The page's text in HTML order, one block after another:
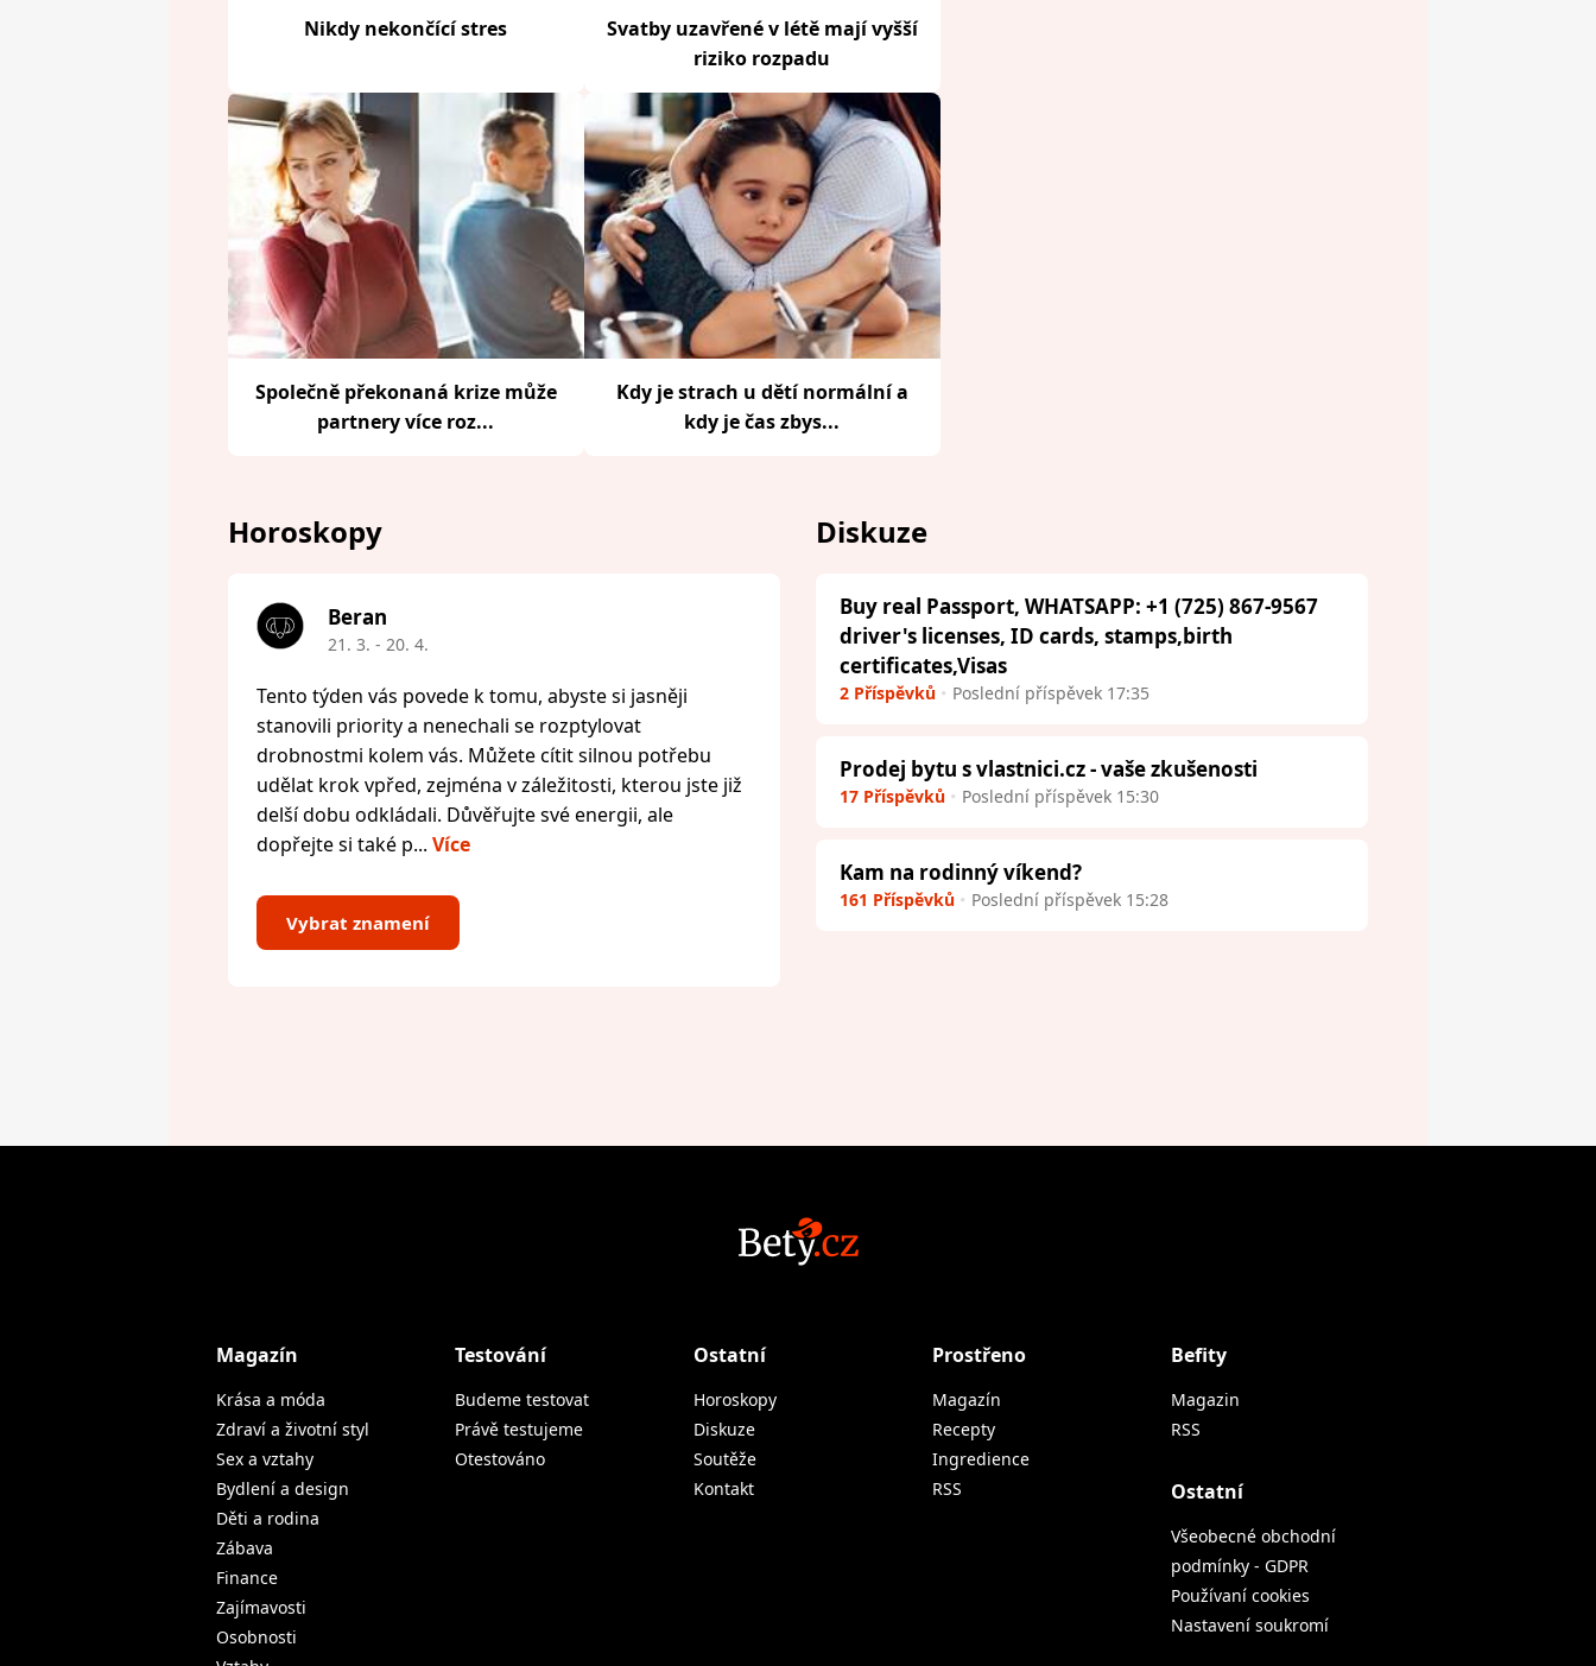
Nikdy nekončící stres
Svatby uzavřené v létě mají vyšší
riziko rozpadu
Společně překonaná krize může
partnery více roz...
Kdy je strach u dětí normální a
kdy je čas zbys...
Horoskopy
Beran
21. 3. - 20. 4.
Tento týden vás povede k tomu, abyste si jasněji
stanovili priority a nenechali se rozptylovat
drobnostmi kolem vás. Můžete cítit silnou potřebu
udělat krok vpřed, zejména v záležitosti, kterou jste již
delší dobu odkládali. Důvěřujte své energii, ale
dopřejte si také p... Více
Vybrat znamení
Diskuze
Buy real Passport, WHATSAPP: +1 (725) 867-9567
driver's licenses, ID cards, stamps,birth
certificates,Visas
2 Příspěvků Poslední příspěvek 17:35
Prodej bytu s vlastnici.cz - vaše zkušenosti
17 Příspěvků Poslední příspěvek 15:30
Kam na rodinný víkend?
161 Příspěvků Poslední příspěvek 15:28
Magazín
Krása a móda
Zdraví a životní styl
Sex a vztahy
Bydlení a design
Děti a rodina
Zábava
Finance
Zajímavosti
Osobnosti
Testování
Budeme testovat
Právě testujeme
Otestováno
Ostatní
Horoskopy
Diskuze
Soutěže
Kontakt
Prostřeno
Magazín
Recepty
Ingredience
RSS
Befity
Magazin
RSS
Ostatní
Všeobecné obchodní
podmínky - GDPR
Používaní cookies
Nastavení soukromí